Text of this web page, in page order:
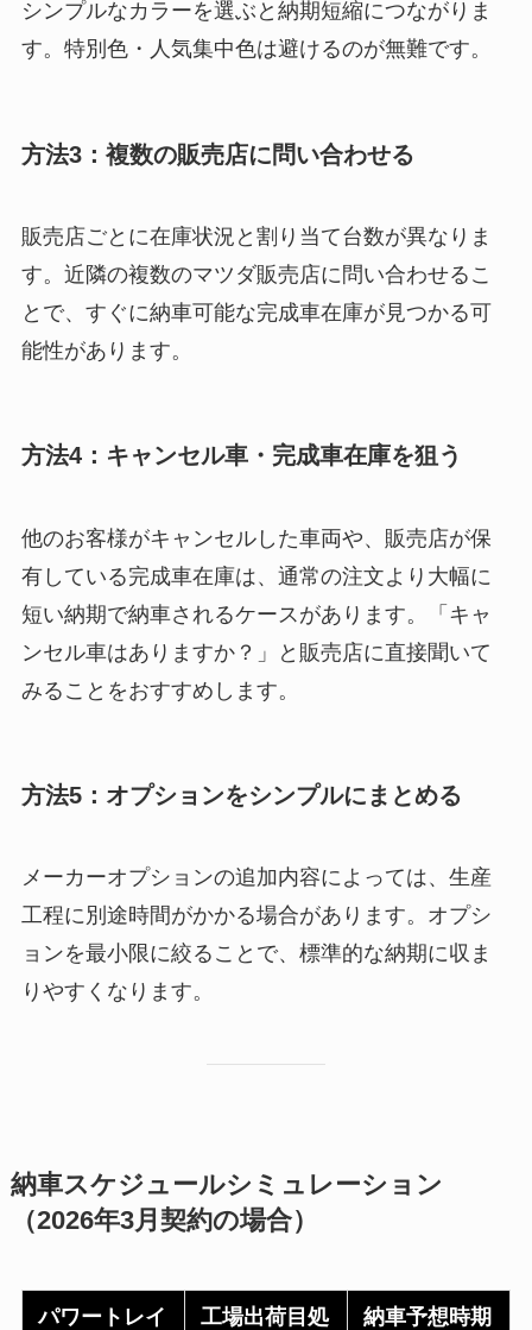
シンプルなカラーを選ぶと納期短縮につながりま
す。特別色・人気集中色は避けるのが無難です。
方法3：複数の販売店に問い合わせる
販売店ごとに在庫状況と割り当て台数が異なりま
す。近隣の複数のマツダ販売店に問い合わせるこ
とで、すぐに納車可能な完成車在庫が見つかる可
能性があります。
方法4：キャンセル車・完成車在庫を狙う
他のお客様がキャンセルした車両や、販売店が保
有している完成車在庫は、通常の注文より大幅に
短い納期で納車されるケースがあります。「キャ
ンセル車はありますか？」と販売店に直接聞いて
みることをおすすめします。
方法5：オプションをシンプルにまとめる
メーカーオプションの追加内容によっては、生産
工程に別途時間がかかる場合があります。オプシ
ョンを最小限に絞ることで、標準的な納期に収ま
りやすくなります。
納車スケジュールシミュレーション
（2026年3月契約の場合）
パワートレイ
工場出荷目処 納車予想時期